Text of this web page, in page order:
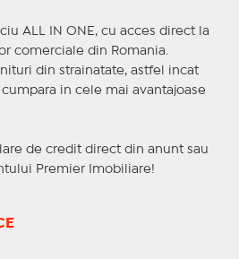
ALL IN ONE, cu acces direct la
comerciale din Romania.
din strainatate, astfel incat
in cele mai avantajoase
de credit direct din anunt sau
Premier Imobiliare!